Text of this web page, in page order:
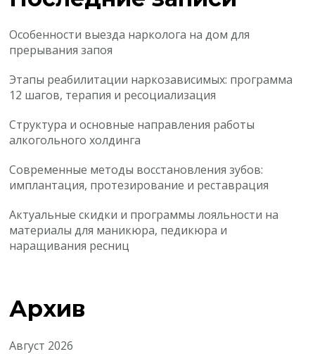
Особенности выезда нарколога на дом для
прерывания запоя
Этапы реабилитации наркозависимых: программа
12 шагов, терапия и ресоциализация
Структура и основные направления работы
алкогольного холдинга
Современные методы восстановления зубов:
имплантация, протезирование и реставрация
Актуальные скидки и программы лояльности на
материалы для маникюра, педикюра и
наращивания ресниц
Архив
Август 2026